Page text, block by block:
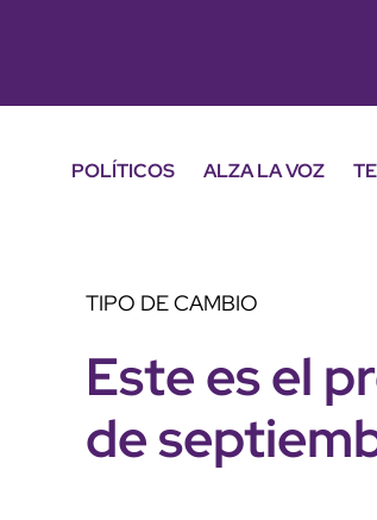
POLÍTICOS ALZA LA VOZ
TIPO DE CAMBIO
Este es el
de